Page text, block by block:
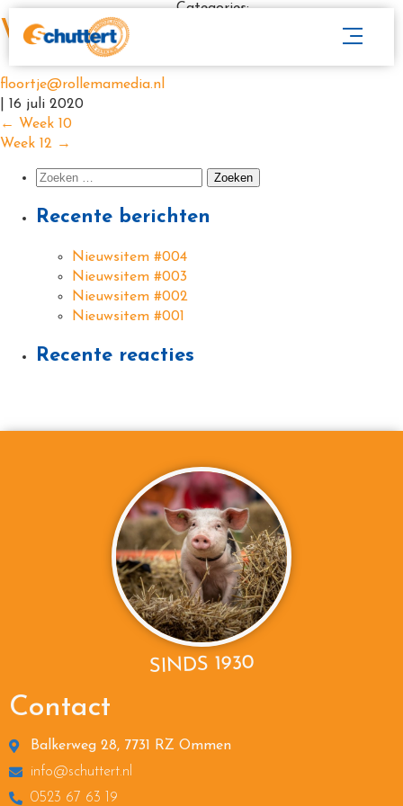
Week 11
floortje@rollemamedia.nl
16 juli 2020
Categories:
← Week 10
Week 12 →
Recente berichten
Nieuwsitem #004
Nieuwsitem #003
Nieuwsitem #002
Nieuwsitem #001
Recente reacties
SINDS 1930
Contact
Balkerweg 28, 7731 RZ Ommen
info@schuttert.nl
0523 67 63 19